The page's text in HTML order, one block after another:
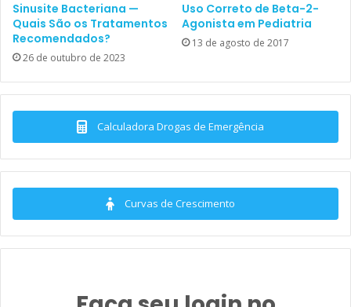
Síntese e Metabolismo da Vitamina D
Sinusite Bacteriana —
Quais São os Tratamentos
Recomendados?
26 de outubro de 2023
Uso Correto de Beta-2-
Agonista em Pediatria
13 de agosto de 2017
Calculadora Drogas de Emergência
Curvas de Crescimento